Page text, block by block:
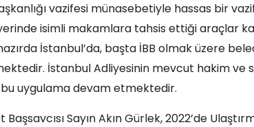
vazifesi münasebetiyle hassas bir
isimli makamlara tahsis ettiği araçlar
İstanbul’da, başta İBB olmak üzere
İstanbul Adliyesinin mevcut hakim ve
uygulama devam etmektedir.
Sayın Akın Gürlek, 2022’de